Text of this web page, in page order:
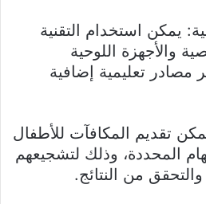
يمكن استخدام التقنية
والأجهزة اللوحية
مصادر تعليمية إضافية
تقديم المكافآت للأطفال
المحددة، وذلك لتشجيعهم
من النتائج.